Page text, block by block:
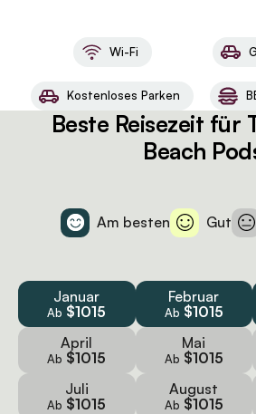
Wi-Fi
Kostenloses Parken
Beste Reisezeit für
Beach
Am besten Gut
Januar
Ab $1015
Februar
Ab $1015
April
Ab $1015
Mai
Ab $1015
Juli
Ab $1015
August
Ab $1015